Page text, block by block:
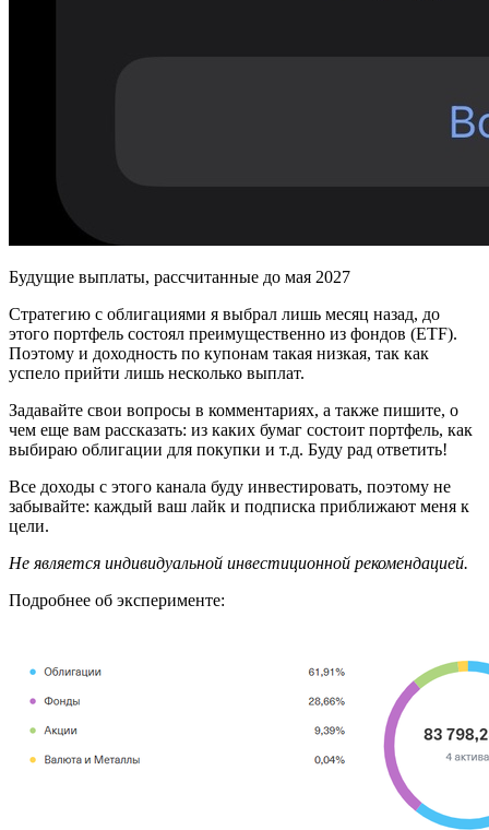
Будущие выплаты, рассчитанные до мая 2027
Стратегию с облигациями я выбрал лишь месяц назад, до
этого портфель состоял преимущественно из фондов (ETF).
Поэтому и доходность по купонам такая низкая, так как
успело прийти лишь несколько выплат.
Задавайте свои вопросы в комментариях, а также пишите, о
чем еще вам рассказать: из каких бумаг состоит портфель, как
выбираю облигации для покупки и т.д. Буду рад ответить!
Все доходы с этого канала буду инвестировать, поэтому не
забывайте: каждый ваш лайк и подписка приближают меня к
цели.
Не является индивидуальной инвестиционной рекомендацией.
Подробнее об эксперименте: